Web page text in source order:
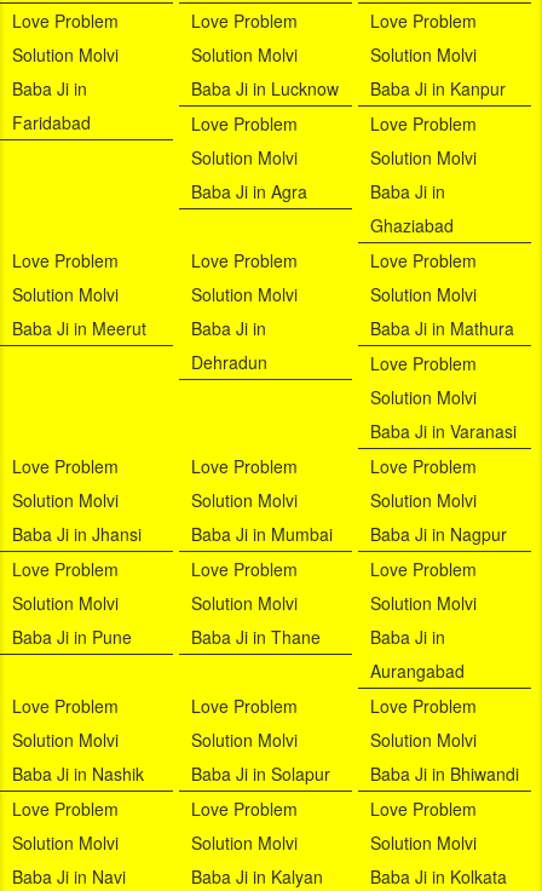
Love Problem
Solution Molvi
Baba Ji in
Faridabad
Love Problem
Solution Molvi
Baba Ji in Lucknow
Love Problem
Solution Molvi
Baba Ji in Kanpur
Love Problem
Solution Molvi
Baba Ji in Agra
Love Problem
Solution Molvi
Baba Ji in
Ghaziabad
Love Problem
Solution Molvi
Baba Ji in Meerut
Love Problem
Solution Molvi
Baba Ji in
Dehradun
Love Problem
Solution Molvi
Baba Ji in Mathura
Love Problem
Solution Molvi
Baba Ji in Varanasi
Love Problem
Solution Molvi
Baba Ji in Jhansi
Love Problem
Solution Molvi
Baba Ji in Mumbai
Love Problem
Solution Molvi
Baba Ji in Nagpur
Love Problem
Solution Molvi
Baba Ji in Pune
Love Problem
Solution Molvi
Baba Ji in Thane
Love Problem
Solution Molvi
Baba Ji in
Aurangabad
Love Problem
Solution Molvi
Baba Ji in Nashik
Love Problem
Solution Molvi
Baba Ji in Solapur
Love Problem
Solution Molvi
Baba Ji in Bhiwandi
Love Problem
Solution Molvi
Baba Ji in Navi
Love Problem
Solution Molvi
Baba Ji in Kalyan
Love Problem
Solution Molvi
Baba Ji in Kolkata